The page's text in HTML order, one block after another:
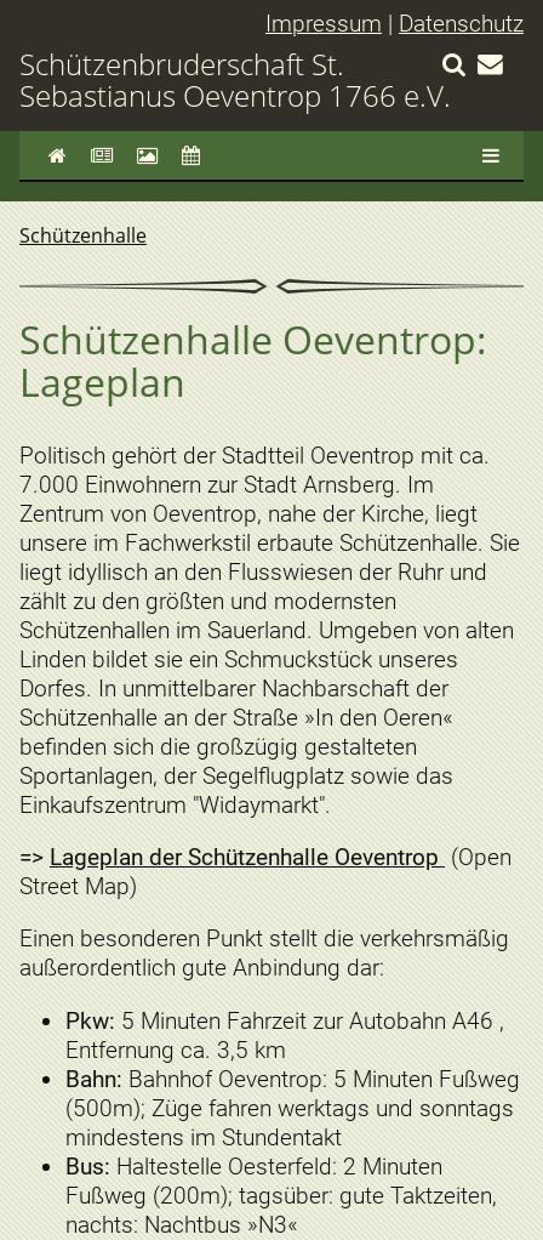
Impressum | Datenschutz
Schützenbruderschaft St.
Sebastianus Oeventrop 1766 e.V.
Schützenhalle
Schützenhalle Oeventrop:
Lageplan
Politisch gehört der Stadtteil Oeventrop mit ca.
7.000 Einwohnern zur Stadt Arnsberg. Im
Zentrum von Oeventrop, nahe der Kirche, liegt
unsere im Fachwerkstil erbaute Schützenhalle. Sie
liegt idyllisch an den Flusswiesen der Ruhr und
zählt zu den größten und modernsten
Schützenhallen im Sauerland. Umgeben von alten
Linden bildet sie ein Schmuckstück unseres
Dorfes. In unmittelbarer Nachbarschaft der
Schützenhalle an der Straße »In den Oeren«
befinden sich die großzügig gestalteten
Sportanlagen, der Segelflugplatz sowie das
Einkaufszentrum "Widaymarkt".
=> Lageplan der Schützenhalle Oeventrop (Open
Street Map)
Einen besonderen Punkt stellt die verkehrsmäßig
außerordentlich gute Anbindung dar:
Pkw: 5 Minuten Fahrzeit zur Autobahn A46 ,
Entfernung ca. 3,5 km
Bahn: Bahnhof Oeventrop: 5 Minuten Fußweg
(500m); Züge fahren werktags und sonntags
mindestens im Stundentakt
Bus: Haltestelle Oesterfeld: 2 Minuten
Fußweg (200m); tagsüber: gute Taktzeiten,
nachts: Nachtbus »N3«